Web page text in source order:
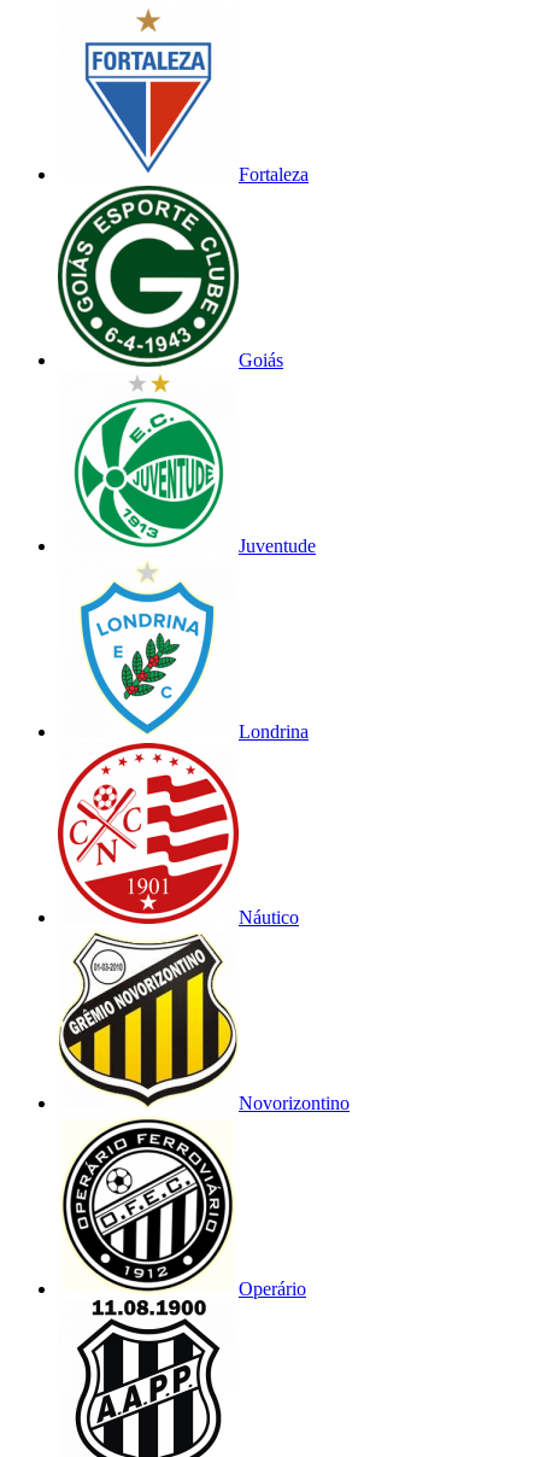
Fortaleza
Goiás
Juventude
Londrina
Náutico
Novorizontino
Operário